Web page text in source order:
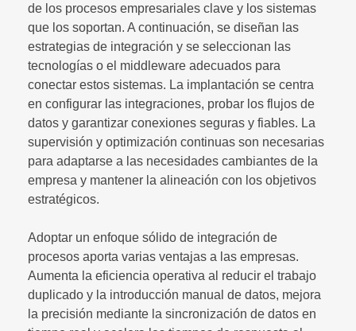
de los procesos empresariales clave y los sistemas
que los soportan. A continuación, se diseñan las
estrategias de integración y se seleccionan las
tecnologías o el middleware adecuados para
conectar estos sistemas. La implantación se centra
en configurar las integraciones, probar los flujos de
datos y garantizar conexiones seguras y fiables. La
supervisión y optimización continuas son necesarias
para adaptarse a las necesidades cambiantes de la
empresa y mantener la alineación con los objetivos
estratégicos.
Adoptar un enfoque sólido de integración de
procesos aporta varias ventajas a las empresas.
Aumenta la eficiencia operativa al reducir el trabajo
duplicado y la introducción manual de datos, mejora
la precisión mediante la sincronización de datos en